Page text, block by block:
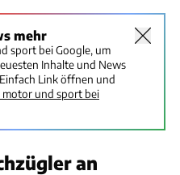
mehr
sport bei Google, um
Inhalte und News
Link öffnen und
und sport bei
an